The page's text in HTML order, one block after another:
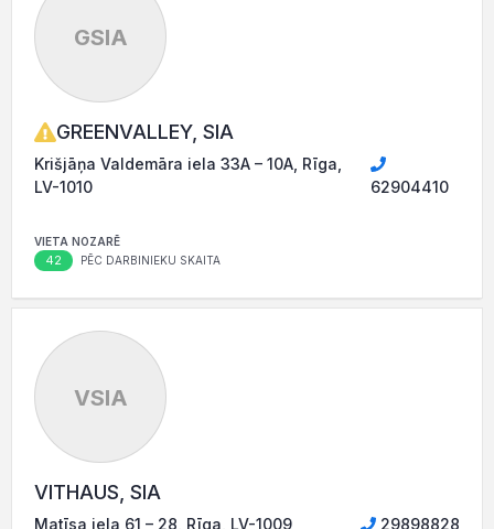
GSIA
GREENVALLEY, SIA
Krišjāņa Valdemāra iela 33A – 10A, Rīga,
LV-1010
62904410
VIETA NOZARĒ
42 PĒC DARBINIEKU SKAITA
VSIA
VITHAUS, SIA
Matīsa iela 61 – 28, Rīga, LV-1009 29898828